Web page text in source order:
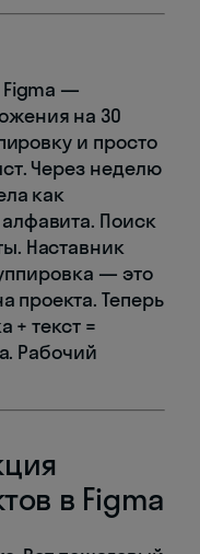
—
на 30
и просто
Через неделю
как
Поиск
Наставник
— это
проекта. Теперь
+ текст =
Рабочий
в Figma